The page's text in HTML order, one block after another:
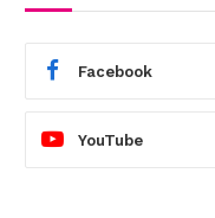
Facebook
YouTube